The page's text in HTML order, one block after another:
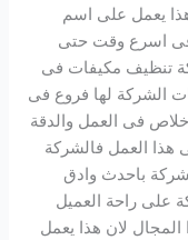
يعمل على اسم
فى اسرع وقت حتى
تنظيف مكيفات فى
الشركة لها فروع فى
فى العمل والدقة
العمل فالشركة
باحدث وادق
على راحة العميل
لان هذا يعمل